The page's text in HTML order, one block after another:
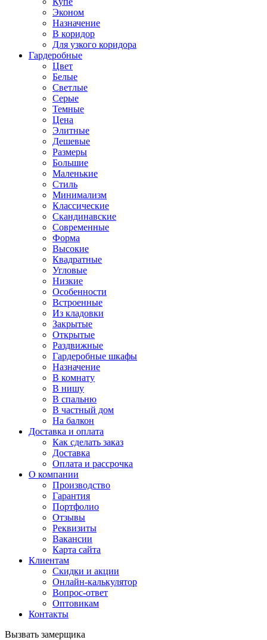
Эконом
Назначение
В коридор
Для узкого коридора
Гардеробные
Цвет
Белые
Светлые
Серые
Темные
Цена
Элитные
Дешевые
Размеры
Большие
Маленькие
Стиль
Минимализм
Классические
Скандинавские
Современные
Форма
Высокие
Квадратные
Угловые
Низкие
Особенности
Встроенные
Из кладовки
Закрытые
Открытые
Раздвижные
Гардеробные шкафы
Назначение
В комнату
В нишу
В спальню
В частный дом
На балкон
Доставка и оплата
Как сделать заказ
Доставка
Оплата и рассрочка
О компании
Производство
Гарантия
Портфолио
Отзывы
Реквизиты
Вакансии
Карта сайта
Клиентам
Скидки и акции
Онлайн-калькулятор
Вопрос-ответ
Оптовикам
Контакты
Вызвать замерщика